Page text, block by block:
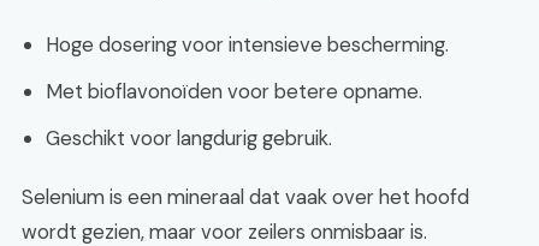
Hoge dosering voor intensieve bescherming.
Met bioflavonoïden voor betere opname.
Geschikt voor langdurig gebruik.
Selenium is een mineraal dat vaak over het hoofd
wordt gezien, maar voor zeilers onmisbaar is.